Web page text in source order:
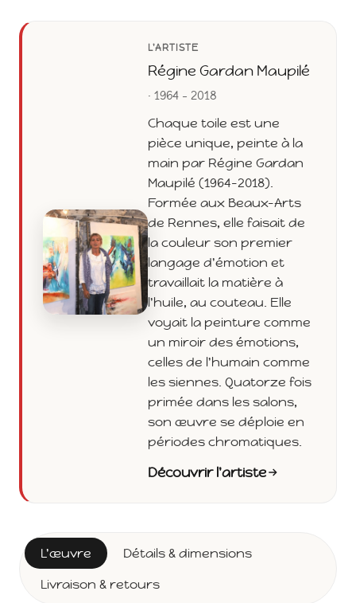
L'ARTISTE
Régine Gardan Maupilé
· 1964 - 2018
Chaque toile est une
pièce unique, peinte à la
main par Régine Gardan
Maupilé (1964-2018).
Formée aux Beaux-Arts
de Rennes, elle faisait de
la couleur son premier
langage d'émotion et
travaillait la matière à
l'huile, au couteau. Elle
voyait la peinture comme
un miroir des émotions,
celles de l'humain comme
les siennes. Quatorze fois
primée dans les salons,
son œuvre se déploie en
périodes chromatiques.
Découvrir l'artiste
L'œuvre
Détails & dimensions
Livraison & retours